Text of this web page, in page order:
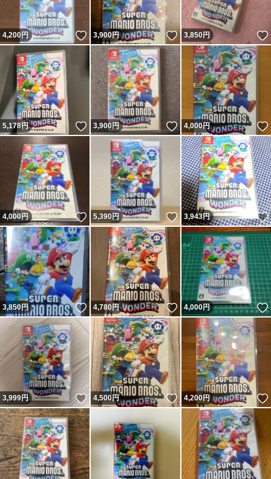
4,200円 いいね！
3,900円 いいね！
3,850円
5,178円 いいね！
3,900円 いいね！
4,000円
4,000円 いいね！
5,390円 いいね！
3,943円
3,850円 いいね！
4,780円 いいね！
4,000円
3,999円 いいね！
4,500円 いいね！
4,200円